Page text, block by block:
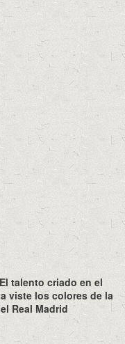
talento criado en el
viste los colores de la
Real Madrid